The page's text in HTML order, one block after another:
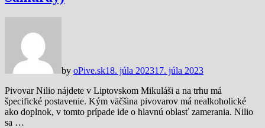
by oPive.sk18. júla 202317. júla 2023
Pivovar Nilio nájdete v Liptovskom Mikuláši a na trhu má
špecifické postavenie. Kým väčšina pivovarov má nealkoholické
ako doplnok, v tomto prípade ide o hlavnú oblasť zamerania. Nilio
sa …